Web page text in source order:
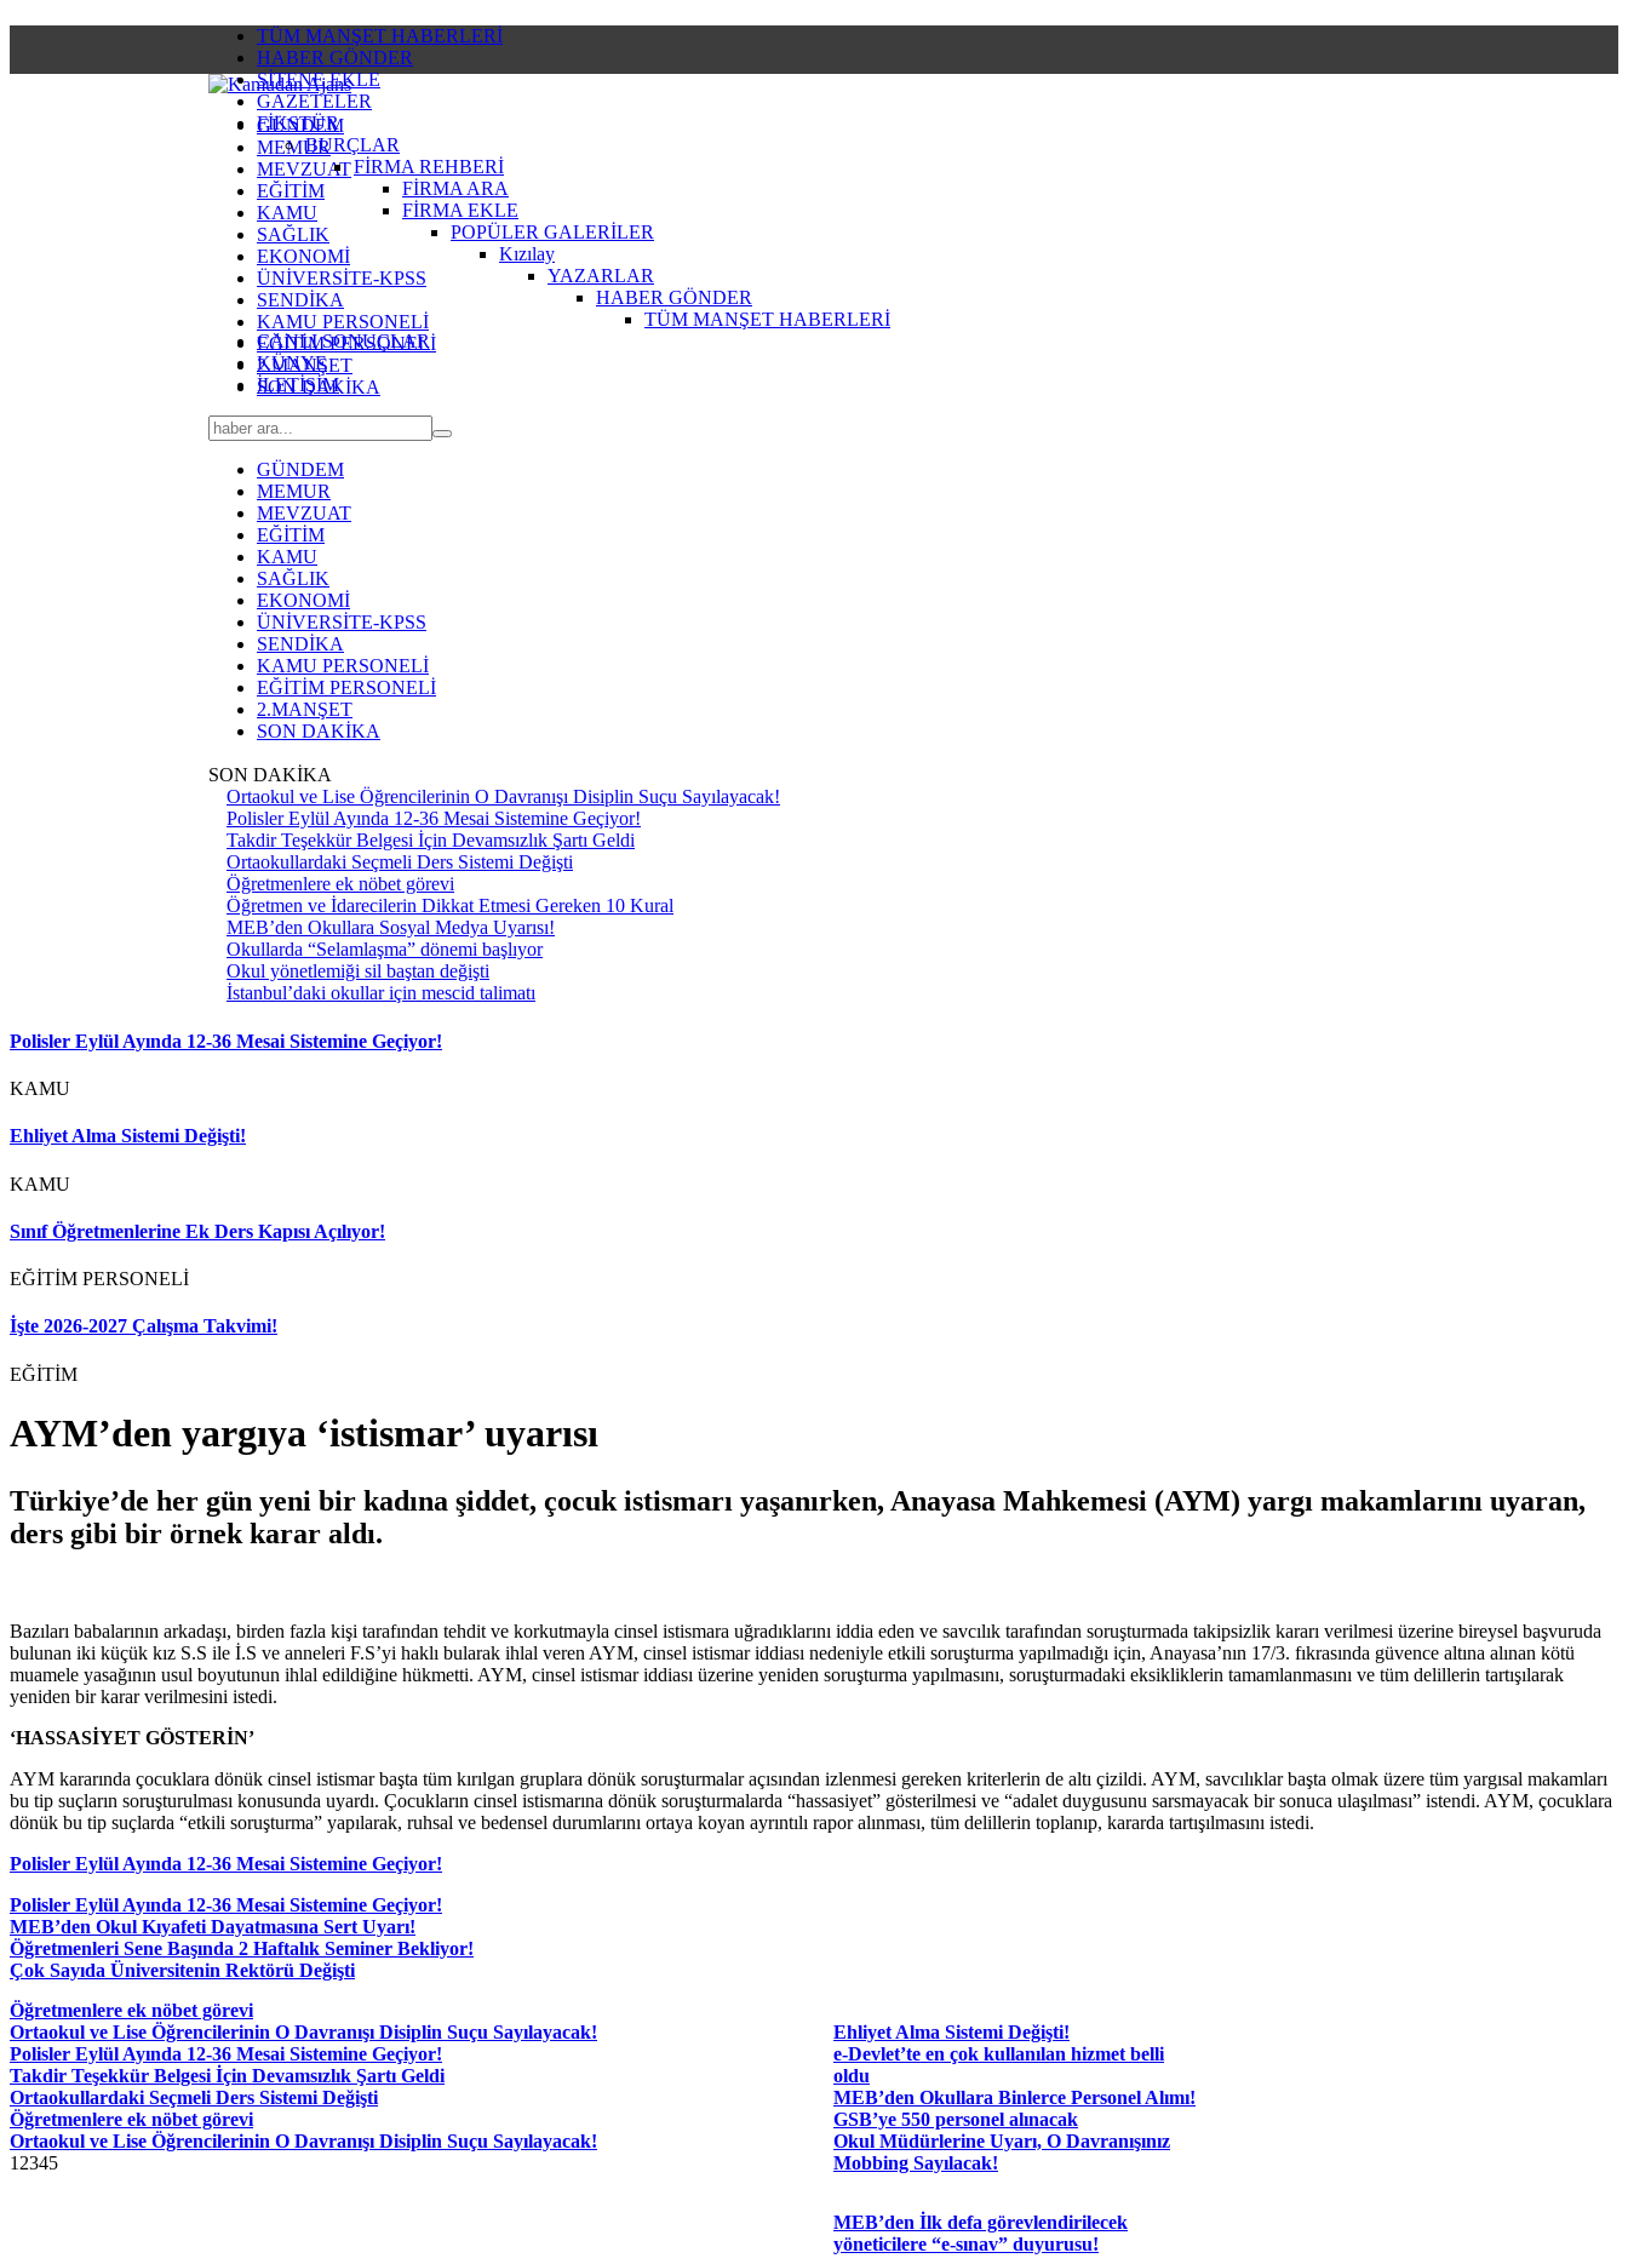
TÜM MANŞET HABERLERİ
HABER GÖNDER
SİTENE EKLE
GAZETELER
FİKSTÜR
BURÇLAR
FİRMA REHBERİ
FİRMA ARA
FİRMA EKLE
POPÜLER GALERİLER
Kızılay
YAZARLAR
HABER GÖNDER
TÜM MANŞET HABERLERİ
CANLI SONUÇLAR
KÜNYE
İLETİŞİM
GÜNDEM
MEMUR
MEVZUAT
EĞİTİM
KAMU
SAĞLIK
EKONOMİ
ÜNİVERSİTE-KPSS
SENDİKA
KAMU PERSONELİ
EĞİTİM PERSONELİ
2.MANŞET
SON DAKİKA
GÜNDEM
MEMUR
MEVZUAT
EĞİTİM
KAMU
SAĞLIK
EKONOMİ
ÜNİVERSİTE-KPSS
SENDİKA
KAMU PERSONELİ
EĞİTİM PERSONELİ
2.MANŞET
SON DAKİKA
SON DAKİKA
Ortaokul ve Lise Öğrencilerinin O Davranışı Disiplin Suçu Sayılayacak!
Polisler Eylül Ayında 12-36 Mesai Sistemine Geçiyor!
Takdir Teşekkür Belgesi İçin Devamsızlık Şartı Geldi
Ortaokullardaki Seçmeli Ders Sistemi Değişti
Öğretmenlere ek nöbet görevi
Öğretmen ve İdarecilerin Dikkat Etmesi Gereken 10 Kural
MEB’den Okullara Sosyal Medya Uyarısı!
Okullarda “Selamlaşma” dönemi başlıyor
Okul yönetlemiği sil baştan değişti
İstanbul’daki okullar için mescid talimatı
Polisler Eylül Ayında 12-36 Mesai Sistemine Geçiyor!
KAMU
Ehliyet Alma Sistemi Değişti!
KAMU
Sınıf Öğretmenlerine Ek Ders Kapısı Açılıyor!
EĞİTİM PERSONELİ
İşte 2026-2027 Çalışma Takvimi!
EĞİTİM
AYM’den yargıya ‘istismar’ uyarısı
Türkiye’de her gün yeni bir kadına şiddet, çocuk istismarı yaşanırken, Anayasa Mahkemesi (AYM) yargı makamlarını uyaran,
ders gibi bir örnek karar aldı.
Bazıları babalarının arkadaşı, birden fazla kişi tarafından tehdit ve korkutmayla cinsel istismara uğradıklarını iddia eden ve savcılık tarafından soruşturmada takipsizlik kararı verilmesi üzerine bireysel başvuruda
bulunan iki küçük kız S.S ile İ.S ve anneleri F.S’yi haklı bularak ihlal veren AYM, cinsel istismar iddiası nedeniyle etkili soruşturma yapılmadığı için, Anayasa’nın 17/3. fıkrasında güvence altına alınan kötü
muamele yasağının usul boyutunun ihlal edildiğine hükmetti. AYM, cinsel istismar iddiası üzerine yeniden soruşturma yapılmasını, soruşturmadaki eksikliklerin tamamlanmasını ve tüm delillerin tartışılarak
yeniden bir karar verilmesini istedi.
‘HASSASİYET GÖSTERİN’
AYM kararında çocuklara dönük cinsel istismar başta tüm kırılgan gruplara dönük soruşturmalar açısından izlenmesi gereken kriterlerin de altı çizildi. AYM, savcılıklar başta olmak üzere tüm yargısal makamları
bu tip suçların soruşturulması konusunda uyardı. Çocukların cinsel istismarına dönük soruşturmalarda “hassasiyet” gösterilmesi ve “adalet duygusunu sarsmayacak bir sonuca ulaşılması” istendi. AYM, çocuklara
dönük bu tip suçlarda “etkili soruşturma” yapılarak, ruhsal ve bedensel durumlarını ortaya koyan ayrıntılı rapor alınması, tüm delillerin toplanıp, kararda tartışılmasını istedi.
Polisler Eylül Ayında 12-36 Mesai Sistemine Geçiyor!
Polisler Eylül Ayında 12-36 Mesai Sistemine Geçiyor!
MEB’den Okul Kıyafeti Dayatmasına Sert Uyarı!
Öğretmenleri Sene Başında 2 Haftalık Seminer Bekliyor!
Çok Sayıda Üniversitenin Rektörü Değişti
Öğretmenlere ek nöbet görevi
Ortaokul ve Lise Öğrencilerinin O Davranışı Disiplin Suçu Sayılayacak!
Polisler Eylül Ayında 12-36 Mesai Sistemine Geçiyor!
Takdir Teşekkür Belgesi İçin Devamsızlık Şartı Geldi
Ortaokullardaki Seçmeli Ders Sistemi Değişti
Öğretmenlere ek nöbet görevi
Ortaokul ve Lise Öğrencilerinin O Davranışı Disiplin Suçu Sayılayacak!
1 2345
Ehliyet Alma Sistemi Değişti!
e-Devlet’te en çok kullanılan hizmet belli
oldu
MEB’den Okullara Binlerce Personel Alımı!
GSB’ye 550 personel alınacak
Okul Müdürlerine Uyarı, O Davranışınız
Mobbing Sayılacak!
MEB’den İlk defa görevlendirilecek
yöneticilere “e-sınav” duyurusu!